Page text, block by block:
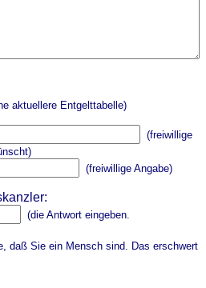
aktuellere Entgelttabelle)
(freiwillige
(freiwillige Angabe)
(die Antwort eingeben.
daß Sie ein Mensch sind. Das erschwert